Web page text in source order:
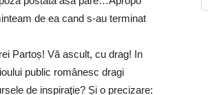
de ea cand s-au terminat
Partoș! Vă ascult, cu drag! In
public românesc dragi
de inspiraţie? Și o precizare: